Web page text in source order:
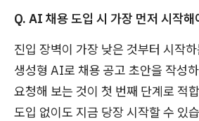
Q. AI 채용 도입 시 가장 먼저 시작해
진입 장벽이 가장 낮은 것부터 시작
생성형 AI로 채용 공고 초안을 작성
요청해 보는 것이 첫 번째 단계로 적
도입 없이도 지금 당장 시작할 수 있